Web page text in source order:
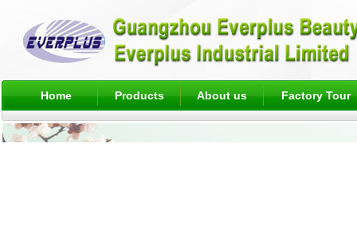
Home Products About us Factory Tour